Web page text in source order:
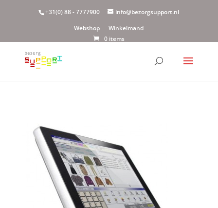
+31(0) 88 - 7777900
info@bezorgsupport.nl
Webshop
Winkelmand
0 items